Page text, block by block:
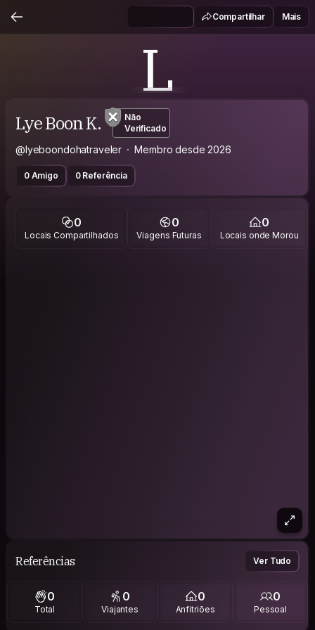
Compartilhar Mais
L
Lye Boon K.
Não
Verificado
@lyeboondohatraveler Membro desde 2026
0 Amigo 0 Referência
0
Locais Compartilhados
0
Viagens Futuras
0
Locais onde Morou
Referências Ver Tudo
0
Total
0
Viajantes
0
Anfitriões
0
Pessoal